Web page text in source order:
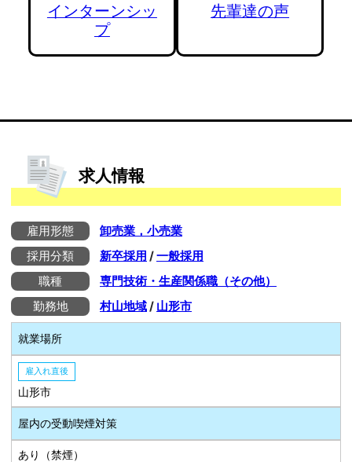
インターンシッ
プ
先輩達の声
求人情報
雇用形態
卸売業，小売業
採用分類
新卒採用 /一般採用
職種
専門技術・生産関係職（その他）
勤務地
村山地域/ 山形市
就業場所
雇入れ直後
山形市
屋内の受動喫煙対策
あり（禁煙）